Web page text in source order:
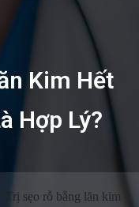
Kim Hết
Hợp Lý?
Trị sẹo rỗ bằng lăn kim